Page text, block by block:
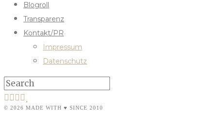
Blogroll
Transparenz
Kontakt/PR
Impressum
Datenschutz
© 2026 MADE WITH ♥ SINCE 2010